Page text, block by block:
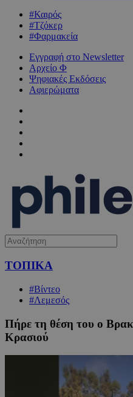
#Καιρός
#Τζόκερ
#Φαρμακεία
Εγγραφή στο Newsletter
Αρχείο Φ
Ψηφιακές Εκδόσεις
Αφιερώματα
ΤΟΠΙΚΑ
#Βίντεο
#Λεμεσός
Πήρε τη θέση του ο
Κρασιού